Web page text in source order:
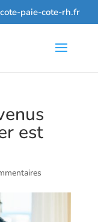
paie-cote-rh.fr
est